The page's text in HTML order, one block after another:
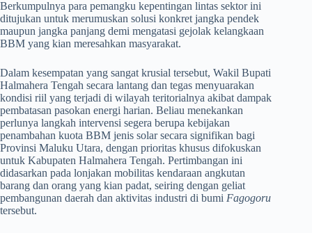
Berkumpulnya para pemangku kepentingan lintas sektor ini
ditujukan untuk merumuskan solusi konkret jangka pendek
maupun jangka panjang demi mengatasi gejolak kelangkaan
BBM yang kian meresahkan masyarakat.
​Dalam kesempatan yang sangat krusial tersebut, Wakil Bupati
Halmahera Tengah secara lantang dan tegas menyuarakan
kondisi riil yang terjadi di wilayah teritorialnya akibat dampak
pembatasan pasokan energi harian. Beliau menekankan
perlunya langkah intervensi segera berupa kebijakan
penambahan kuota BBM jenis solar secara signifikan bagi
Provinsi Maluku Utara, dengan prioritas khusus difokuskan
untuk Kabupaten Halmahera Tengah. Pertimbangan ini
didasarkan pada lonjakan mobilitas kendaraan angkutan
barang dan orang yang kian padat, seiring dengan geliat
pembangunan daerah dan aktivitas industri di bumi Fagogoru
tersebut.